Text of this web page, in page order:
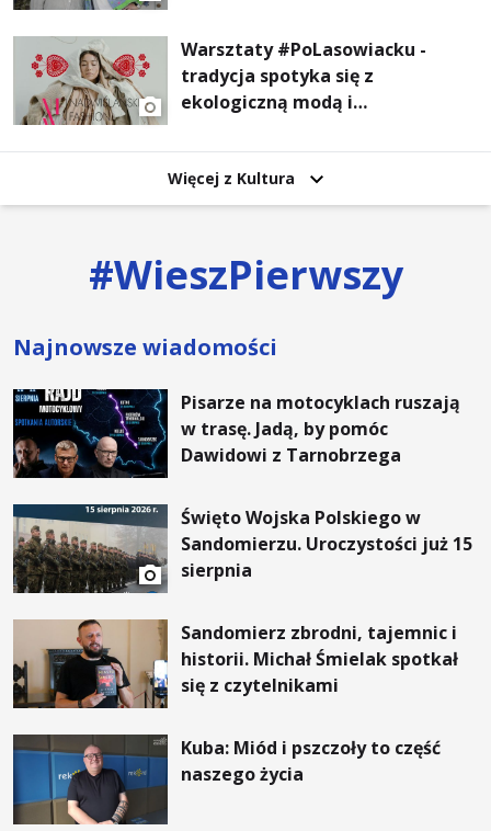
Warsztaty #PoLasowiacku -
tradycja spotyka się z
ekologiczną modą i
Więcej z Kultura
#WieszPierwszy
Najnowsze wiadomości
Pisarze na motocyklach ruszają
w trasę. Jadą, by pomóc
Dawidowi z Tarnobrzega
Święto Wojska Polskiego w
Sandomierzu. Uroczystości już 15
sierpnia
Sandomierz zbrodni, tajemnic i
historii. Michał Śmielak spotkał
się z czytelnikami
Kuba: Miód i pszczoły to część
naszego życia